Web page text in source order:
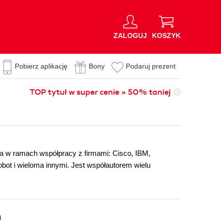
ZALOGUJ KOSZYK
Pobierz aplikację Bony Podaruj prezent
TOP tytuł w super cenie » 50% taniej
w ramach współpracy z firmami: Cisco, IBM,
i wieloma innymi. Jest współautorem wielu